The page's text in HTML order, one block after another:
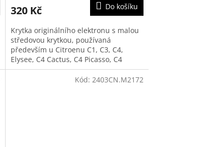
320 Kč Do košíku
Krytka originálního elektronu s malou
středovou krytkou, používaná
především u Citroenu C1, C3, C4,
Elysee, C4 Cactus, C4 Picasso, C4
Spacetourer, C5, C6, C8, Jumpy a
Kód: 2403CN.M2172